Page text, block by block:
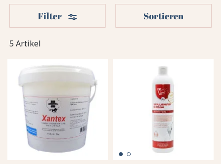
5 Artikel
Filter Filter Sortieren